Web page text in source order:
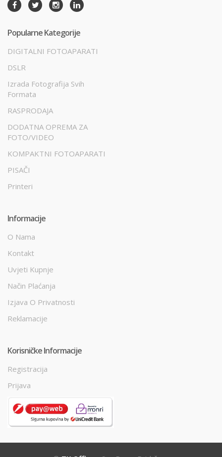
Popularne Kategorije
DIGITALNI FOTOAPARATI
DSLR
Izrada Fotografija Svih
Formata
RASPRODAJA
DODATNA OPREMA ZA
FOTO/VIDEO
KOMPAKTNI FOTOAPARATI
PISAČI
Printeri
Informacije
O Nama
Kontakt
Uvjeti Kupnje
Način Plaćanja
Izjava O Privatnosti
Reklamacije
Korisničke Informacije
Registracija
Prijava